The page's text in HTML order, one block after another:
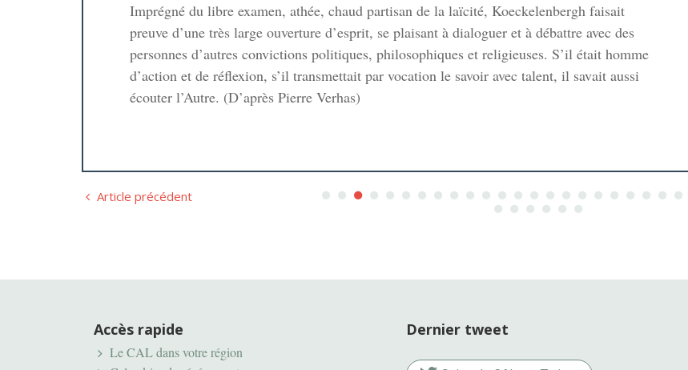
Imprégné du libre examen, athée, chaud partisan de la laïcité, Koeckelenbergh faisait
preuve d’une très large ouverture d’esprit, se plaisant à dialoguer et à débattre avec des
personnes d’autres convictions politiques, philosophiques et religieuses. S’il était homme
d’action et de réflexion, s’il transmettait par vocation le savoir avec talent, il savait aussi
écouter l’Autre. (D’après Pierre Verhas)
Article précédent
Accès rapide
Le CAL dans votre région
Dernier tweet